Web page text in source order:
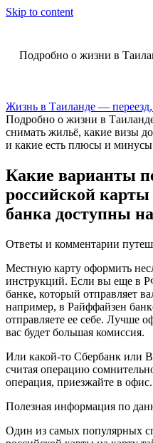
Skip to content
Подробно о жизни в
Жизнь в Таиланде —
Подробно о жизни в
снимать жильё, какие визы
и какие есть плюсы и
Какие варианты
российской карты
банка доступны
Ответы и комментарии
Местную карту оформить
инструкций. Если вы еще в
банке, который отправляет
например, в Райффайзен
отправляете ее себе. Лучше
вас будет большая комиссия.
Или какой-то Сбербанк или
считая операцию
операция, приезжайте в офис.
Полезная информация по
Один из самых популярных